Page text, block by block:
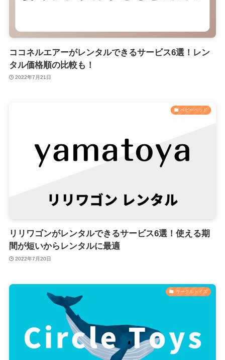
ココネルエアーがレンタルできるサービス6選！レン
タル価格順の比較も！
2022年7月21日
ベビーベッド
リリワゴンがレンタルできるサービス6選！使える期
間が短いからレンタルに最適
2022年7月20日
サークルトイズ